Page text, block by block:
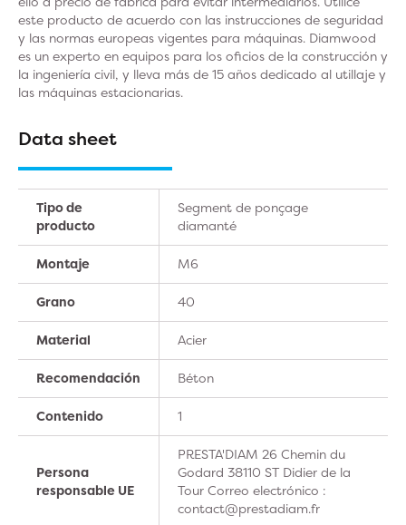
este producto de acuerdo con las instrucciones de seguridad
y las normas europeas vigentes para máquinas. Diamwood
es un experto en equipos para los oficios de la construcción y
la ingeniería civil, y lleva más de 15 años dedicado al utillaje y
las máquinas estacionarias.
Data sheet
Tipo de
producto
Segment de ponçage
diamanté
Montaje M6
Grano 40
Material Acier
Recomendación Béton
Contenido 1
Persona
responsable UE
PRESTA'DIAM 26 Chemin du
Godard 38110 ST Didier de la
Tour Correo electrónico :
contact@prestadiam.fr